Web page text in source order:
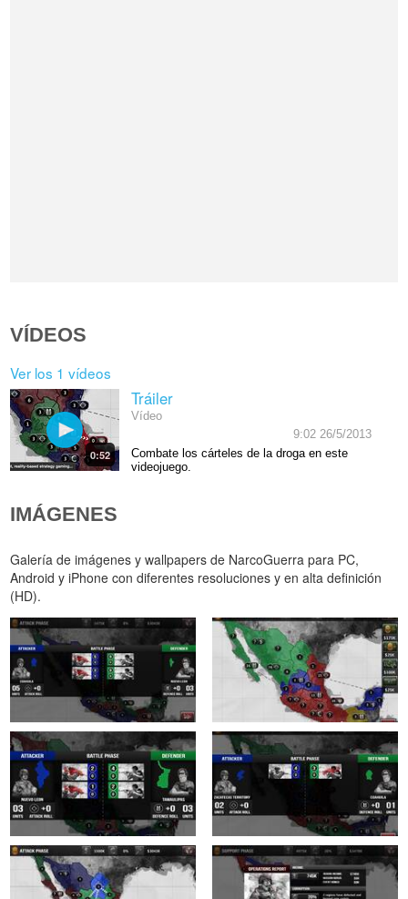
VÍDEOS
Ver los 1 vídeos
0:52
Tráiler
Vídeo
9:02 26/5/2013
Combate los cárteles de la droga en este
videojuego.
IMÁGENES
Galería de imágenes y wallpapers de NarcoGuerra para PC,
Android y iPhone con diferentes resoluciones y en alta definición
(HD).